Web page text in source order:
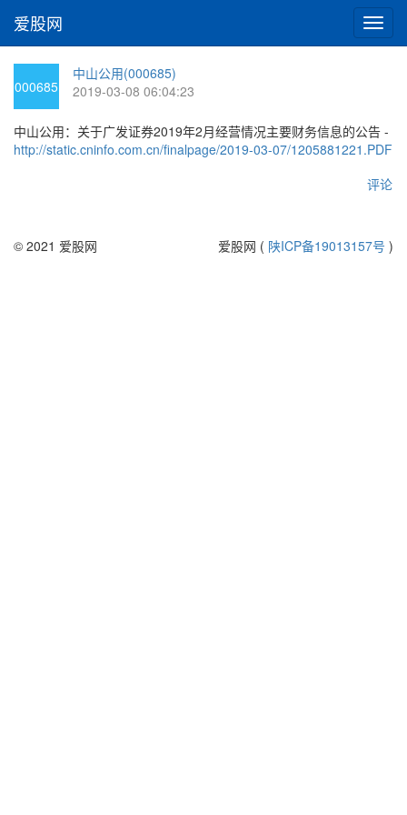
切
换
爱股网
000685
中山公用(000685)
2019-03-08 06:04:23
中山公用：关于广发证券2019年2月经营情况主要财务信息的公告 -
http://static.cninfo.com.cn/finalpage/2019-03-07/1205881221.PDF
评论
© 2021 爱股网 爱股网 ( 陕ICP备19013157号 )